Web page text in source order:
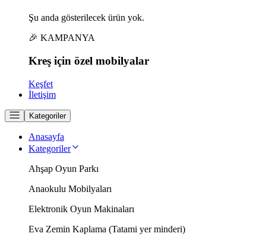
Şu anda gösterilecek ürün yok.
🎉 KAMPANYA
Kreş için özel mobilyalar
Keşfet
İletişim
Kategoriler
Anasayfa
Kategoriler
Ahşap Oyun Parkı
Anaokulu Mobilyaları
Elektronik Oyun Makinaları
Eva Zemin Kaplama (Tatami yer minderi)